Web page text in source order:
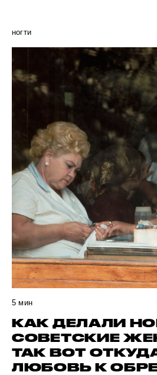
ногти
5 мин
КАК ДЕЛАЛИ
СОВЕТСКИЕ
ТАК ВОТ
ЛЮБОВЬ К